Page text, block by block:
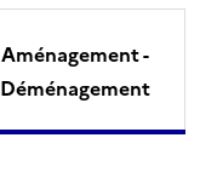
Aménagement -
Déménagement